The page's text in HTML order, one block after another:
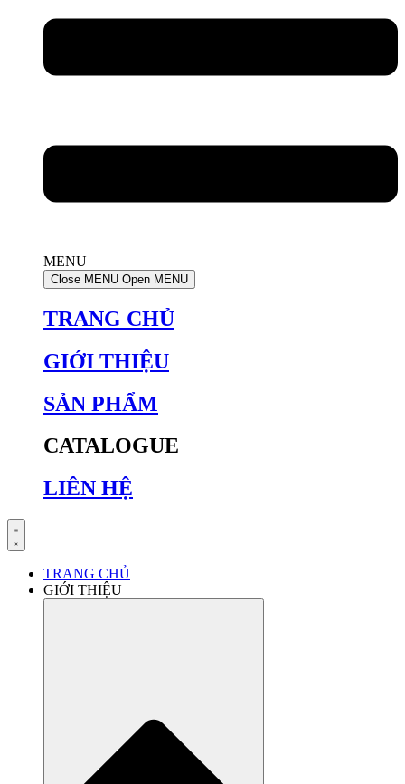
MENU
Close MENU Open MENU
TRANG CHỦ
GIỚI THIỆU
SẢN PHẨM
CATALOGUE
LIÊN HỆ
TRANG CHỦ
GIỚI THIỆU